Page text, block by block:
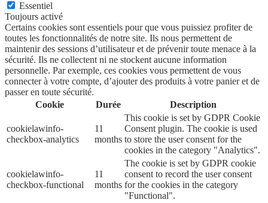
Essentiel
Toujours activé
Certains cookies sont essentiels pour que vous puissiez profiter de
toutes les fonctionnalités de notre site. Ils nous permettent de
maintenir des sessions d’utilisateur et de prévenir toute menace à la
sécurité. Ils ne collectent ni ne stockent aucune information
personnelle. Par exemple, ces cookies vous permettent de vous
connecter à votre compte, d’ajouter des produits à votre panier et de
passer en toute sécurité.
Cookie
Durée Description
cookielawinfo-
checkbox-analytics
11
months
This cookie is set by GDPR Cookie
Consent plugin. The cookie is used
to store the user consent for the
cookies in the category "Analytics".
cookielawinfo-
checkbox-functional
11
months
The cookie is set by GDPR cookie
consent to record the user consent
for the cookies in the category
"Functional".